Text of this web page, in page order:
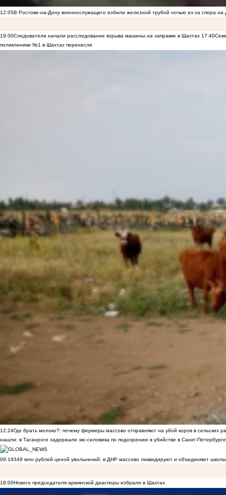
12:05В Ростове-на-Дону военнослужащего избили железной трубой ночью из-за спора на
19:00Следователи начали расследование взрыва машины на заправке в Шахтах 17:40
поликлиники №1 в Шахтах перенесли
12:24Где брать молоко?: почему фермеры массово отправляют на убой коров в сельских
нашли: в Таганроге задержали экс-силовика по подозрению в убийстве в Санкт-Петербурге
09:19349 млн рублей ценой увольнений: в ДНР массово ликвидируют и объединяют
18:00Нового председателя армянской диаспоры избрали в Шахтах